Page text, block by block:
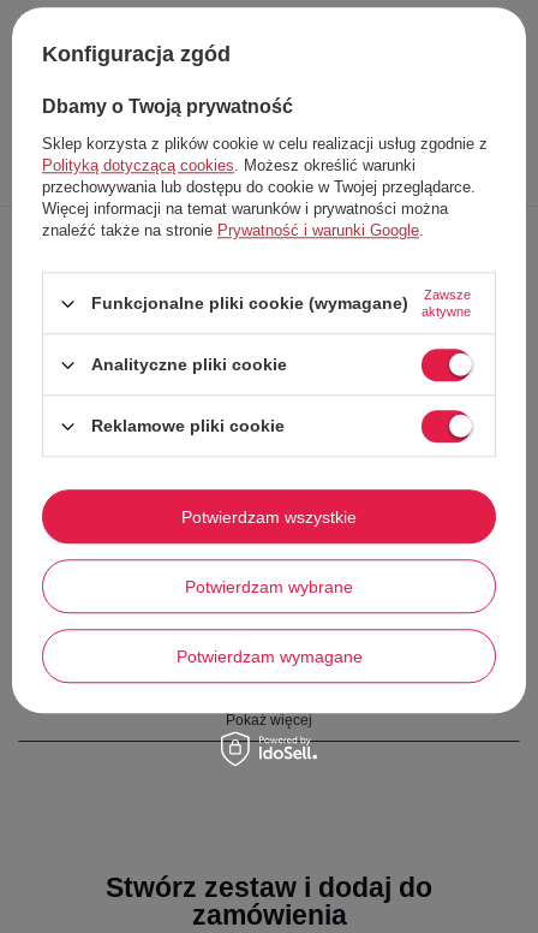
Rozmiar:
Producent
Vero Moda
Opis
produktu
Dokładne
dane
Zapytaj o
produkt
Napisz
swoją opinię
Wykonane z wysokiej jakości materiałów
Średni stan
talii
Szersza nogawka
Idealne na co dzień!
WYMIARY
długość całkowita - 98 cm
szerokość w pasie - 34,5 cm
Pokaż więcej
Stwórz zestaw i dodaj do
zamówienia
Konfiguracja zgód
Dbamy o Twoją prywatność
Sklep korzysta z plików cookie w celu realizacji usług zgodnie z
Polityką dotyczącą cookies. Możesz określić warunki
przechowywania lub dostępu do cookie w Twojej przeglądarce.
Więcej informacji na temat warunków i prywatności można
znaleźć także na stronie Prywatność i warunki Google.
Funkcjonalne pliki cookie (wymagane)
Zawsze
aktywne
Analityczne pliki cookie
Reklamowe pliki cookie
Potwierdzam wybrane
Potwierdzam wymagane
Potwierdzam wszystkie